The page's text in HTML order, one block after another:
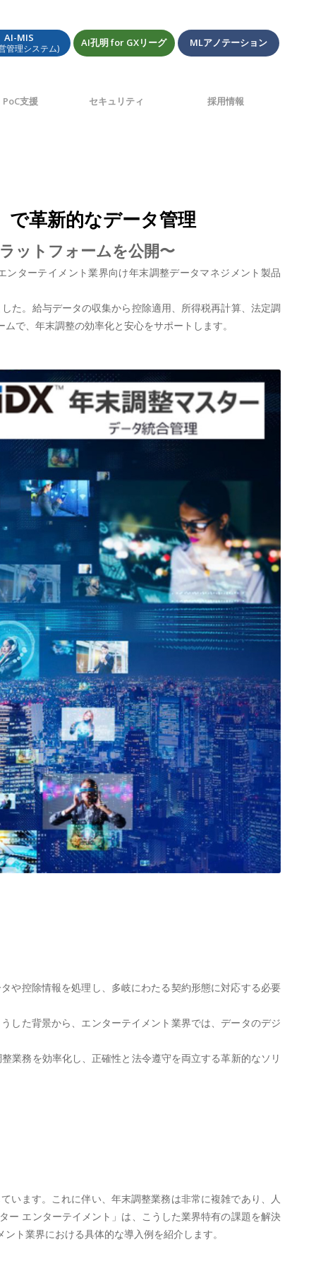
AI-MIS
管理システム) AI孔明 for GXリーグ MLアノテーション
支援 セキュリティ 採用情報
で革新的なデータ管理
ットフォームを公開〜
ターテイメント業界向け年末調整データマネジメント製品
た。給与データの収集から控除適用、所得税再計算、法定調
で、年末調整の効率化と安心をサポートします。
や控除情報を処理し、多岐にわたる契約形態に対応する必要
した背景から、エンターテイメント業界では、データのデジ
業務を効率化し、正確性と法令遵守を両立する革新的なソリ
います。これに伴い、年末調整業務は非常に複雑であり、人
ー エンターテイメント」は、こうした業界特有の課題を解決
ト業界における具体的な導入例を紹介します。